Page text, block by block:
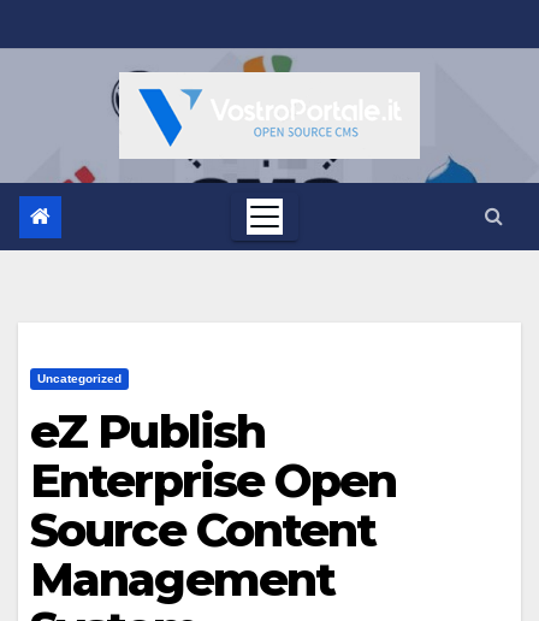
al
Uncategorized
eZ Publish
Enterprise Open
Source Content
Management